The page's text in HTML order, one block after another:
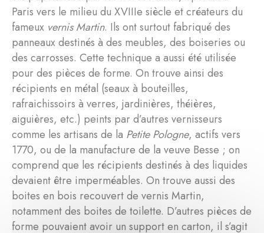
Paris vers le milieu du XVIIIe siècle et créateurs du
fameux vernis Martin. Ils ont surtout fabriqué des
panneaux destinés à des meubles, des boiseries ou
des carrosses. Cette technique a aussi été utilisée
pour des pièces de forme. On trouve ainsi des
récipients en métal (seaux à bouteilles,
rafraichissoirs à verres, jardinières, théières,
aiguières, etc.) peints par d’autres vernisseurs
comme les artisans de la Petite Pologne, actifs vers
1770, ou de la manufacture de la veuve Besse ; on
comprend que les récipients destinés à des liquides
devaient être imperméables. On trouve aussi des
boites en bois recouvert de vernis Martin,
notamment des boites de toilette. D’autres pièces de
forme pouvaient avoir un support en carton, il s’agit